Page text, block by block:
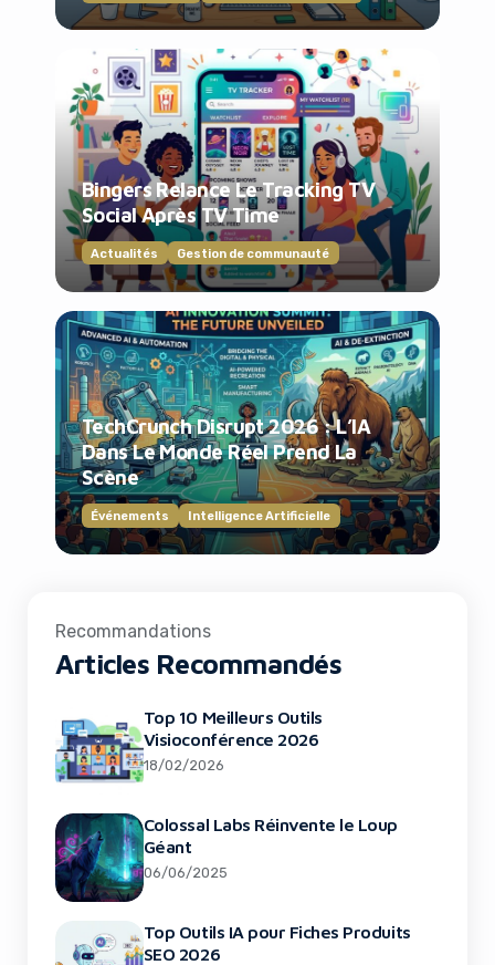
Bingers Relance Le Tracking TV
Social Après TV Time
Actualités Gestion de communauté
TechCrunch Disrupt 2026 : L’IA
Dans Le Monde Réel Prend La
Scène
Événements Intelligence Artificielle
Recommandations
Articles Recommandés
Top 10 Meilleurs Outils
Visioconférence 2026
18/02/2026
Colossal Labs Réinvente le Loup
Géant
06/06/2025
Top Outils IA pour Fiches Produits
SEO 2026